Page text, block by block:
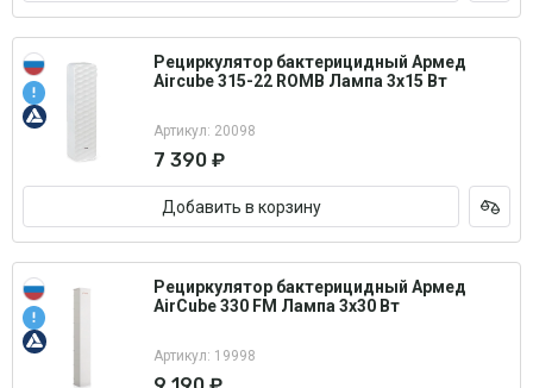
Рециркулятор бактерицидный Армед
Aircube 315-22 ROMB Лампа 3х15 Вт
Артикул: 20098
7 390 ₽
Добавить в корзину
Рециркулятор бактерицидный Армед
AirCube 330 FM Лампа 3х30 Вт
Артикул: 19998